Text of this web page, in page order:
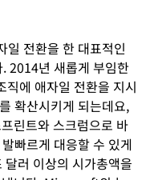
일 전환을 한 대표적인
2014년 새롭게 부임한
에 애자일 전환을 지시
확산시키게 되는데요,
린트와 스크럼으로 바
빠르게 대응할 수 있게
러 이상의 시가총액을